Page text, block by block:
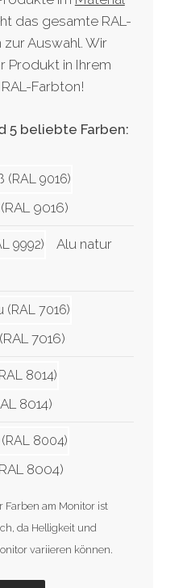
das gesamte RAL-
Auswahl. Wir
Produkt in Ihrem
Farbton!
5 beliebte Farben:
9016)
Alu natur
7016)
8014)
8004)
Farben am Monitor ist
da Helligkeit und
variieren können.